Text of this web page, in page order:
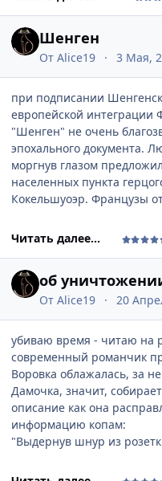
Шенген
От Alice19 3 Мая,
при подписании
европейской интеграции
"Шенген" не очень
эпохального документа.
моргнув глазом
населенных пункта
Кокельшуоэр. Французы
шенген... виза.. больной
Читать далее...
об
От Alice19 20
убиваю время - читаю на
современный романчик
Воровка облажалась, за
Дамочка, значит,
описание как она
информацию копам:
"Выдернув шнур из
которые не были